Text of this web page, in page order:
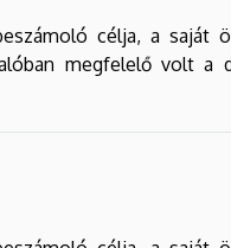
célja, a saját
megfelelő volt a